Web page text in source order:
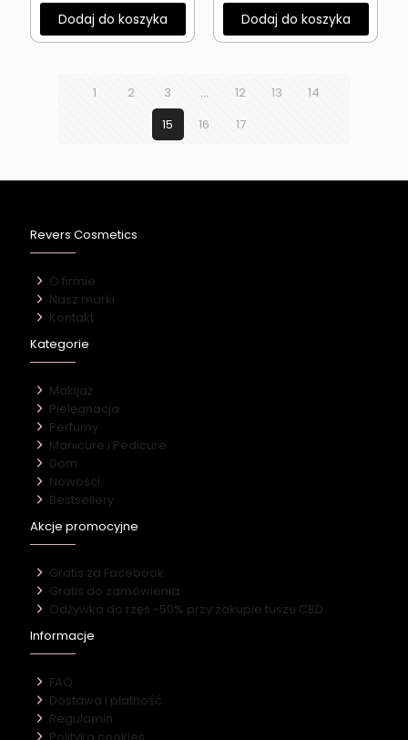
Dodaj do koszyka Dodaj do koszyka
1 2 3 … 12 13
14
15
16 17
Revers Cosmetics
O firmie
Nasz marki
Kontakt
Kategorie
Makijaż
Pielęgnacja
Perfumy
Manicure i Pedicure
Dom
Nowości
Bestsellery
Akcje promocyjne
Gratis za Facebook
Gratis do zamówienia
Odżywka do rzęs -50% przy zakupie tuszu CBD
Informacje
FAQ
Dostawa i płatność
Regulamin
Polityka cookies